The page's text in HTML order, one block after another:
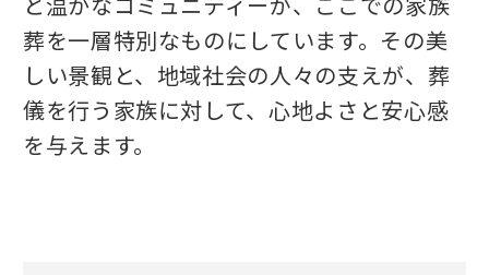
葬を一層特別なものにしています。その美
しい景観と、地域社会の人々の支えが、葬
儀を行う家族に対して、心地よさと安心感
を与えます。